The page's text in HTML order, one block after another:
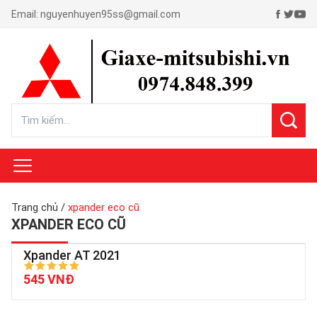
Email: nguyenhuyen95ss@gmail.com
Trang chủ / xpander eco cũ
XPANDER ECO CŨ
Xpander AT 2021
545 VNĐ